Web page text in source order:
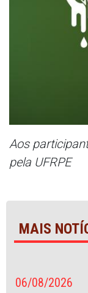
Aos
pela UFRPE
MAIS
06/08/2026